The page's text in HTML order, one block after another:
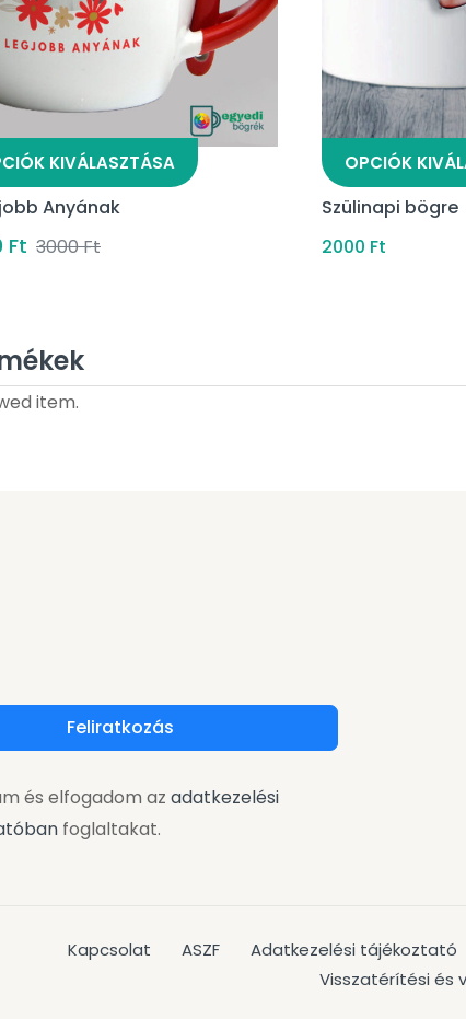
KIVÁLASZTÁSA
Anyának
Ft 3000Ft
OPCIÓK
Szülinapi bögre
2000 Ft
item.
Feliratkozás
és elfogadom az adatkezelési
foglaltakat.
Kapcsolat ASZF Adatkezelési tájékoztató
Visszatérítési és